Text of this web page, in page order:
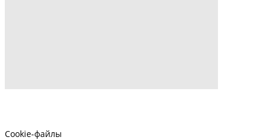
Cookie-файлы